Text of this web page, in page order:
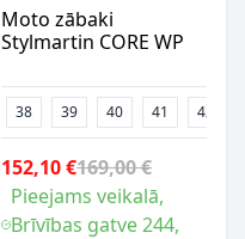
Moto zābaki
Stylmartin CORE WP
38 39 40 41 42
152,10 €169,00 €
Pieejams veikalā,
Brīvības gatve 244,